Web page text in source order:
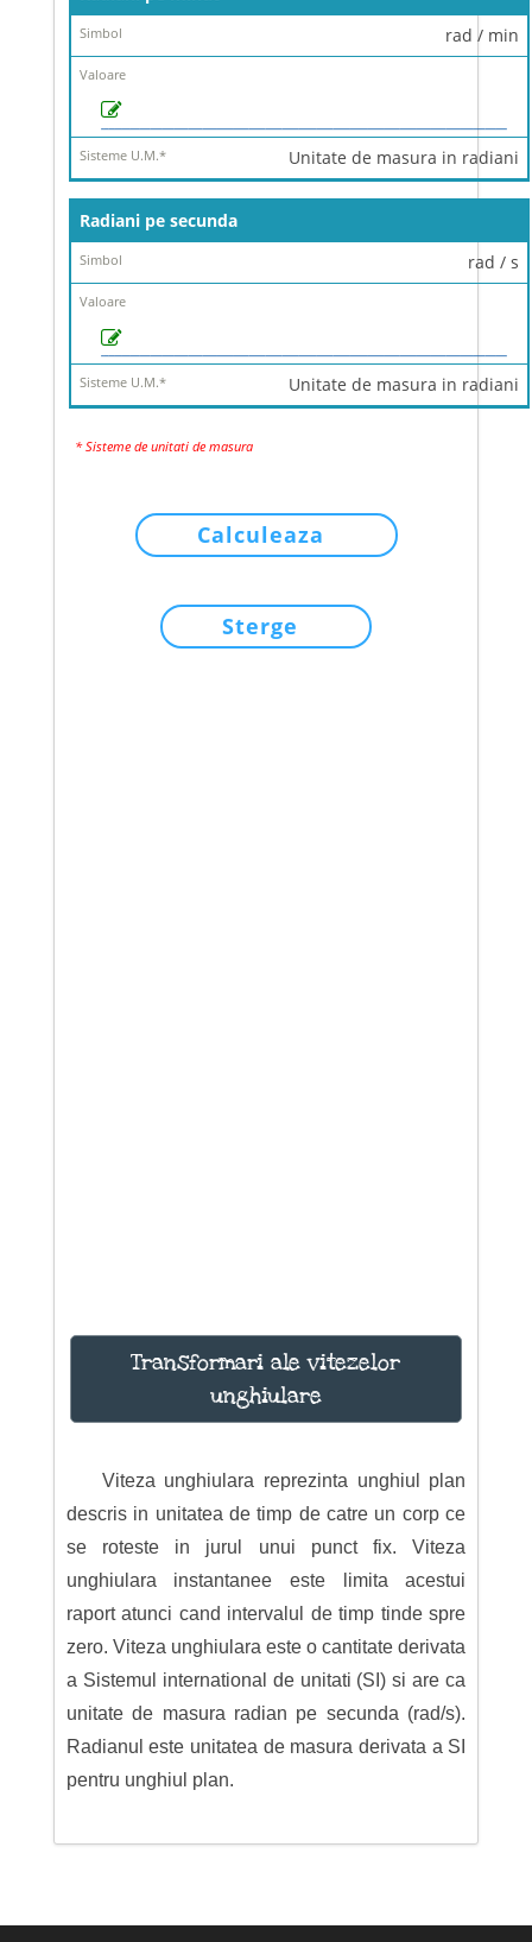
* Sisteme de unitati de masura
rad / min
Unitate de masura in radiani
Radiani pe secunda
rad / s
Unitate de masura in radiani
Calculeaza
Sterge
Transformari ale vitezelor
unghiulare
Viteza unghiulara reprezinta unghiul plan
descris in unitatea de timp de catre un corp ce
se roteste in jurul unui punct fix. Viteza
unghiulara instantanee este limita acestui
raport atunci cand intervalul de timp tinde spre
zero. Viteza unghiulara este o cantitate derivata
a Sistemul international de unitati (SI) si are ca
unitate de masura radian pe secunda (rad/s).
Radianul este unitatea de masura derivata a SI
pentru unghiul plan.